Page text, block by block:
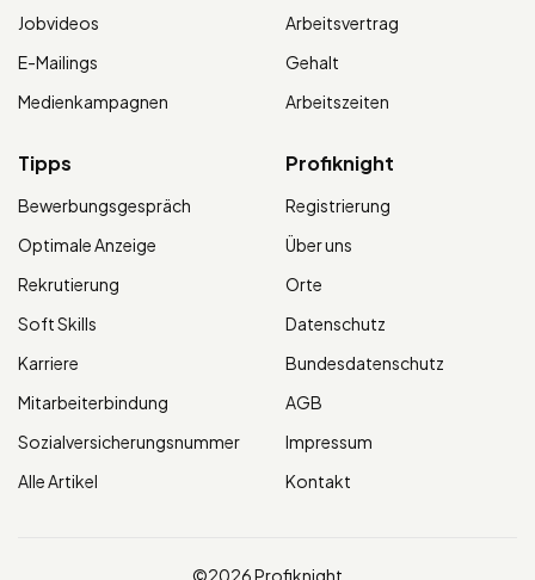
Jobvideos
E-Mailings
Medienkampagnen
Arbeitsvertrag
Gehalt
Arbeitszeiten
Tipps
Bewerbungsgespräch
Optimale Anzeige
Rekrutierung
Soft Skills
Karriere
Mitarbeiterbindung
Sozialversicherungsnummer
Alle Artikel
Profiknight
Registrierung
Über uns
Orte
Datenschutz
Bundesdatenschutz
AGB
Impressum
Kontakt
©2026 Profiknight